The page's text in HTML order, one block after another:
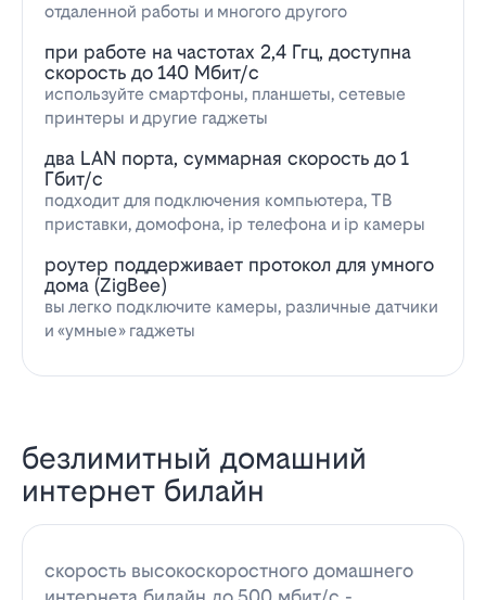
отдаленной работы и многого другого
при работе на частотах 2,4 Ггц, доступна
скорость до 140 Мбит/с
используйте смартфоны, планшеты, сетевые
принтеры и другие гаджеты
два LAN порта, суммарная скорость до 1
Гбит/с
подходит для подключения компьютера, ТВ
приставки, домофона, ip телефона и ip камеры
роутер поддерживает протокол для умного
дома (ZigBee)
вы легко подключите камеры, различные датчики
и «умные» гаджеты
безлимитный домашний
интернет билайн
скорость высокоскоростного домашнего